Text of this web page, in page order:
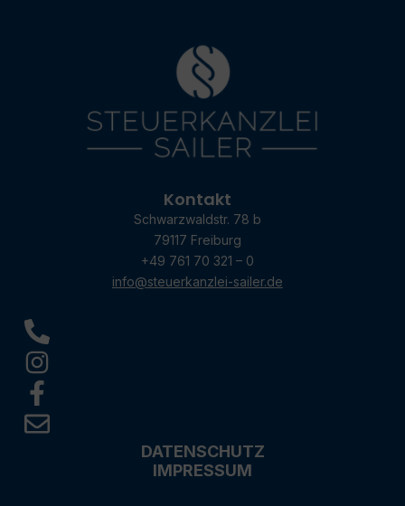
Kontakt
Schwarzwaldstr. 78 b
79117 Freiburg
+49 761 70 321 – 0
info@steuerkanzlei-sailer.de
DATENSCHUTZ
IMPRESSUM